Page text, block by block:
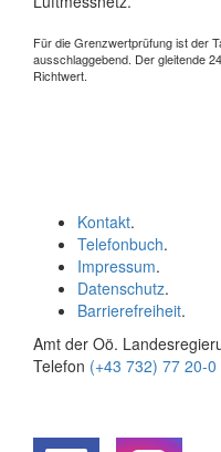
Für die Grenzwertprüfung ist der
ausschlaggebend. Der gleitende
Richtwert.
Kontakt.
Telefonbuch.
Impressum.
Datenschutz.
Barrierefreiheit.
Amt der Oö.
Telefon (+43 732) 77 20-0